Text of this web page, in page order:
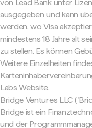
von Lead Bank unter
ausgegeben und kann
werden, wo Visa
mindestens 18 Jahre alt
zu stellen. Es können
Weitere Einzelheiten
Labs Website.
Bridge Ventures LLC
Bridge ist ein
und der